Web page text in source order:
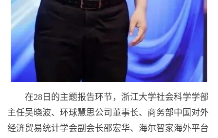
在28日的主题报告环节，浙江大学社会科学学部
主任吴晓波、环球慧思公司董事长、商务部中国对外
经济贸易统计学会副会长邵宏华、海尔智家海外平台